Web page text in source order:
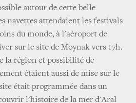
autour de cette belle
navettes attendaient les festivals
du monde, à l'aéroport de
sur le site de Moynak vers 17h.
la région et possibilité de
étaient aussi de mise sur le
était programmée dans un
l'histoire de la mer d'Aral